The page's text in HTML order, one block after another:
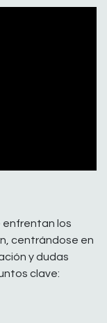
enfrentan los
centrándose en
y dudas
clave: